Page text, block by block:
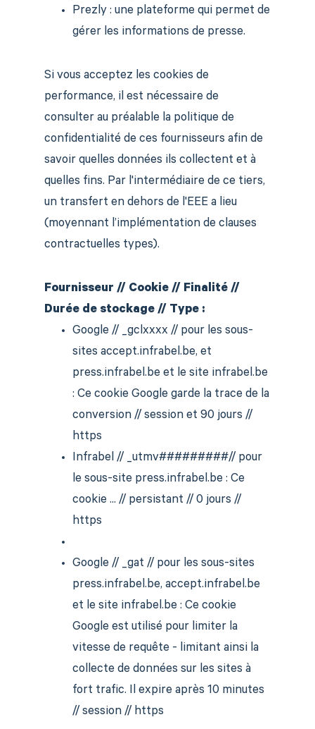
Prezly : une plateforme qui permet de
gérer les informations de presse.
Si vous acceptez les cookies de
performance, il est nécessaire de
consulter au préalable la politique de
confidentialité de ces fournisseurs afin de
savoir quelles données ils collectent et à
quelles fins. Par l'intermédiaire de ce tiers,
un transfert en dehors de l'EEE a lieu
(moyennant l’implémentation de clauses
contractuelles types).
Fournisseur // Cookie // Finalité //
Durée de stockage // Type :
Google // _gclxxxx // pour les sous-
sites accept.infrabel.be, et
press.infrabel.be et le site infrabel.be
: Ce cookie Google garde la trace de la
conversion // session et 90 jours //
https
Infrabel // _utmv#########// pour
le sous-site press.infrabel.be : Ce
cookie ... // persistant // 0 jours //
https
Google // _gat // pour les sous-sites
press.infrabel.be, accept.infrabel.be
et le site infrabel.be : Ce cookie
Google est utilisé pour limiter la
vitesse de requête - limitant ainsi la
collecte de données sur les sites à
fort trafic. Il expire après 10 minutes
// session // https